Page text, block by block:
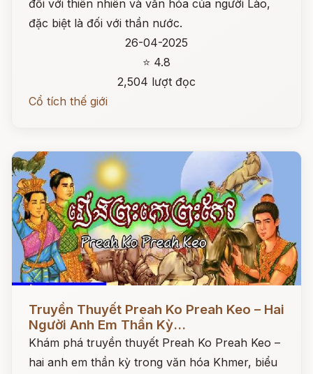
đối với thiên nhiên và văn hóa của người Lào,
đặc biệt là đối với thần nước.
26-04-2025
⭐ 4.8
2,504 lượt đọc
Cổ tích thế giới
Đọc ngay
Truyền Thuyết Preah Ko Preah Keo – Hai
Người Anh Em Thần Kỳ...
Khám phá truyền thuyết Preah Ko Preah Keo –
hai anh em thần kỳ trong văn hóa Khmer, biểu